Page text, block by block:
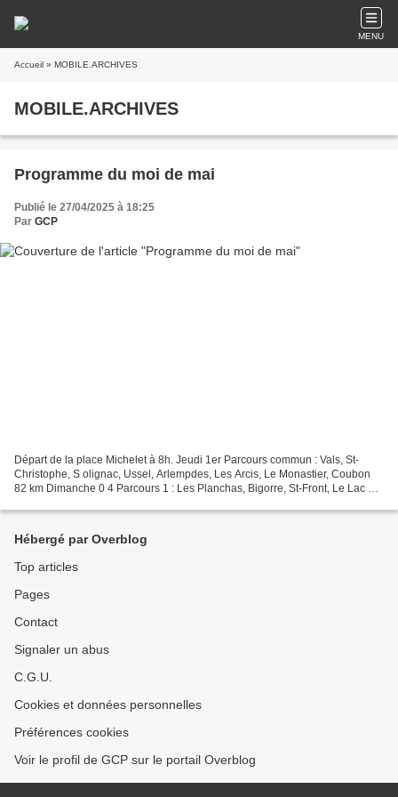
MENU
Accueil » MOBILE.ARCHIVES
MOBILE.ARCHIVES
Programme du moi de mai
Publié le 27/04/2025 à 18:25
Par GCP
Départ de la place Michelet à 8h. Jeudi 1er Parcours commun : Vals, St-
Christophe, S olignac, Ussel, Arlempdes, Les Arcis, Le Monastier, Coubon
82 km Dimanche 0 4 Parcours 1 : Les Planchas, Bigorre, St-Front, Le Lac de
Hébergé par Overblog
Top articles
Pages
Contact
Signaler un abus
C.G.U.
Cookies et données personnelles
Préférences cookies
Voir le profil de GCP sur le portail Overblog